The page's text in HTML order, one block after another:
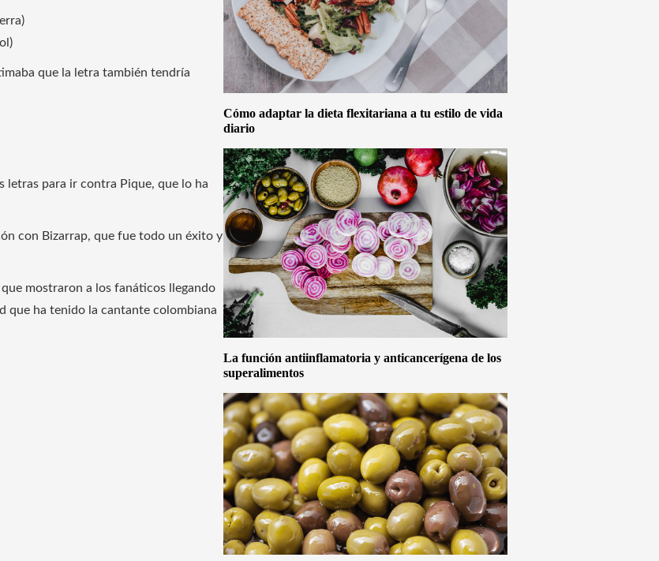
que la letra también tendría
letras para ir contra Pique, que lo ha
con Bizarrap, que fue todo un éxito y
mostraron a los fanáticos llegando
que ha tenido la cantante colombiana
Cómo adaptar la dieta flexitariana a tu estilo de vida
diario
La función antiinflamatoria y anticancerígena de los
superalimentos